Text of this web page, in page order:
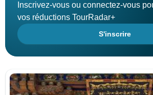
Inscrivez-vous ou connectez-vous
vos réductions TourRadar+
S'inscrire